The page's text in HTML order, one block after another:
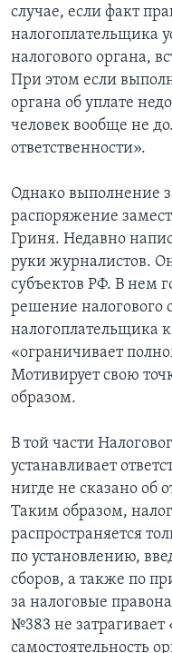
случае, если факт
налогоплательщика
налогового органа,
При этом если
органа об уплате
человек вообще не
ответственности».
Однако выполнение
распоряжение
Гриня. Недавно
руки журналистов.
субъектов РФ. В нем
решение налогового
налогоплательщика
«ограничивает
Мотивирует свою
образом.
В той части
устанавливает
нигде не сказано об
Таким образом,
распространяется
по установлению,
сборов, а также по
за налоговые
№383 не затрагивает
самостоятельность